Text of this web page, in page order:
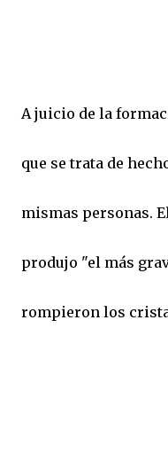
A juicio de la
que se trata de
mismas personas.
produjo "el más
rompieron los